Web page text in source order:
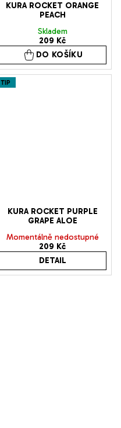
KURA ROCKET ORANGE
PEACH
Skladem
209 Kč
DO KOŠÍKU
TIP
KURA ROCKET PURPLE
GRAPE ALOE
Momentálně nedostupné
209 Kč
DETAIL